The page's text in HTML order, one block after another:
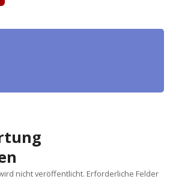
nicht veröffentlicht. Erforderliche Felder